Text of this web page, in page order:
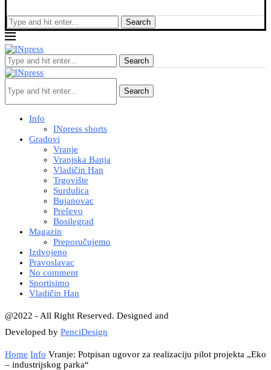
Search
Search
Search
Info
INpress shorts
Gradovi
Vranje
Vranjska Banja
Vladičin Han
Trgovište
Surdulica
Bujanovac
Preševo
Bosilegrad
Magazin
Preporučujemo
Izdvojeno
Pravoslavac
No comment
Sportisimo
Vladičin Han
@2022 - All Right Reserved. Designed and
Developed by PenciDesign
Home Info Vranje: Potpisan ugovor za realizaciju pilot projekta „Eko
– industrijskog parka“